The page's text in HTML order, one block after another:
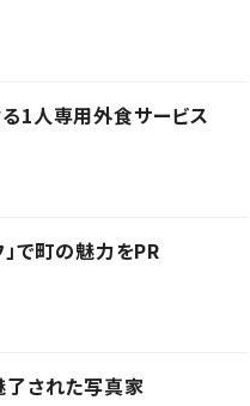
1人専用外食サービス
で町の魅力をPR
された写真家